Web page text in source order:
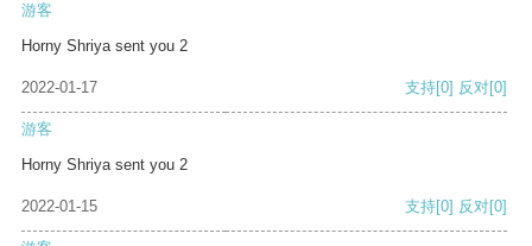
游客
Horny Shriya sent you 2
2022-01-17 支持[0] 反对[0]
游客
Horny Shriya sent you 2
2022-01-15 支持[0] 反对[0]